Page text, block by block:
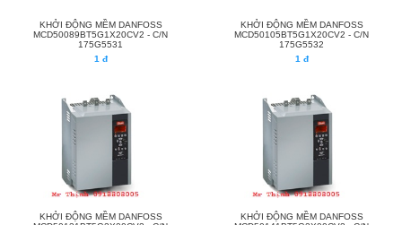
KHỞI ĐỘNG MỀM DANFOSS
MCD50089BT5G1X20CV2 - C/N
175G5531
1 đ
KHỞI ĐỘNG MỀM DANFOSS
MCD50105BT5G1X20CV2 - C/N
175G5532
1 đ
KHỞI ĐỘNG MỀM DANFOSS
KHỞI ĐỘNG MỀM DANFOSS